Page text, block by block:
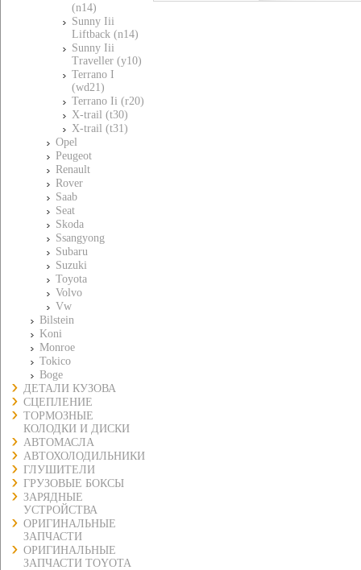
(n14)
Sunny Iii
Liftback (n14)
Sunny Iii
Traveller (y10)
Terrano I
(wd21)
Terrano Ii (r20)
X-trail (t30)
X-trail (t31)
Opel
Peugeot
Renault
Rover
Saab
Seat
Skoda
Ssangyong
Subaru
Suzuki
Toyota
Volvo
Vw
Bilstein
Koni
Monroe
Tokico
Boge
ДЕТАЛИ КУЗОВА
СЦЕПЛЕНИЕ
ТОРМОЗНЫЕ
КОЛОДКИ И ДИСКИ
АВТОМАСЛА
АВТОХОЛОДИЛЬНИКИ
ГЛУШИТЕЛИ
ГРУЗОВЫЕ БОКСЫ
ЗАРЯДНЫЕ
УСТРОЙСТВА
ОРИГИНАЛЬНЫЕ
ЗАПЧАСТИ
ОРИГИНАЛЬНЫЕ
ЗАПЧАСТИ TOYOTA